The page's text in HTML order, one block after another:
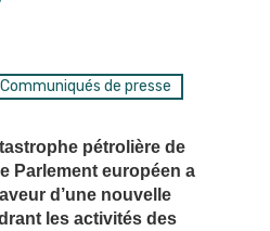
Communiqués de presse
pétrolière de
Parlement européen a
d’une nouvelle
les activités des